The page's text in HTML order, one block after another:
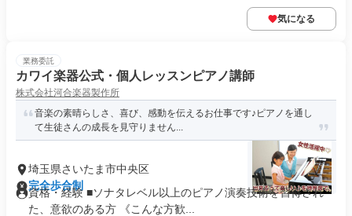
気になる
業務委託
カワイ楽器公式・個人レッスンピアノ講師
株式会社河合楽器製作所
音楽の素晴らしさ、喜び、感動を伝えるお仕事です♪ピアノを通し
て生徒さんの成長を見守りません...
埼玉県さいたま市中央区
完全歩合制
資格・経験 ■ソナタレベル以上のピアノ演奏技術を習得され
た、意欲のある方 《こんな方歓...